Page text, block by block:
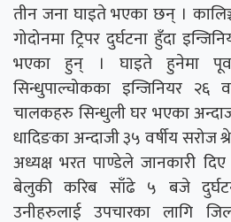
तीन जना घाइते भएका छन् ।
गोदोनमा ट्रिपर दुर्घटना हुँदा
भएका हुन् । घाइते हुनेमा
सिन्धुपाल्चोकका इन्जिनियर २६
चालकहरु सिन्धुली घर भएका
धादिङका अन्दाजी ३५ वर्षीय सरोज
अध्यक्ष भरत पाण्डेले जानकारी
बेलुकी करिब साँढे ५ बजे
उनीहरुलाई उपचारका लागि